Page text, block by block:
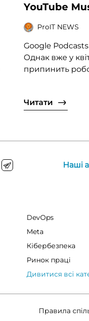
YouTube
ProIT NEWS
Google
Однак вже у
припинить
Читати
Наші
DevOps
Meta
Кібербезпека
Ринок праці
Дивитися всі
Правила